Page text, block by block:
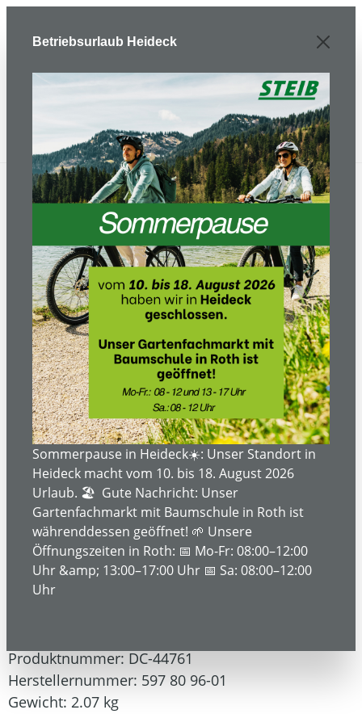
Gartentechnik Spielwaren
Spielzeug-Automower
Bildergalerie überspringen
79,99 €*
Preise inkl. MwSt. zzgl. Versandkosten
Produktnummer: DC-44761
Herstellernummer: 597 80 96-01
Gewicht: 2.07 kg
Betriebsurlaub Heideck
Sommerpause in Heideck☀️: Unser Standort in
Heideck macht vom 10. bis 18. August 2026
Urlaub. 🏖️ Gute Nachricht: Unser
Gartenfachmarkt mit Baumschule in Roth ist
währenddessen geöffnet! 🌱 Unsere
Öffnungszeiten in Roth: 📅 Mo-Fr: 08:00–12:00
Uhr &amp; 13:00–17:00 Uhr 📅 Sa: 08:00–12:00
Uhr